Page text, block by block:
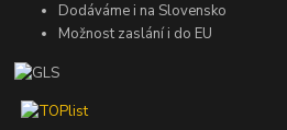
Dodáváme i na Slovensko
Možnost zaslání i do EU